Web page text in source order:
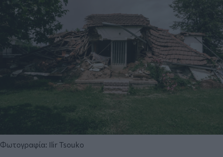
Φωτογραφία: Ilir Tsouko